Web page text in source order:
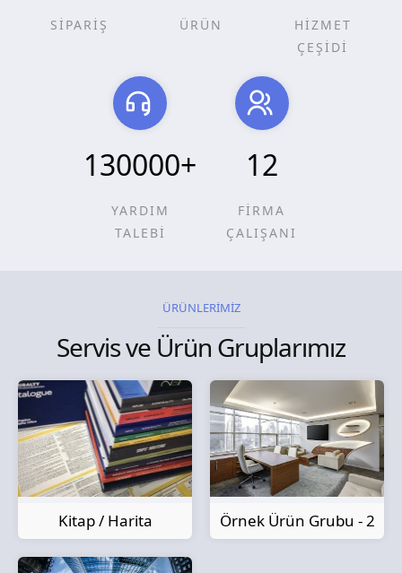
SİPARİŞ ÜRÜN
HİZMET
ÇEŞİDİ
130000+
YARDIM
TALEBİ
12
FİRMA
ÇALIŞANI
ÜRÜNLERİMİZ
Servis ve Ürün Gruplarımız
Kitap / Harita Örnek Ürün Grubu - 2